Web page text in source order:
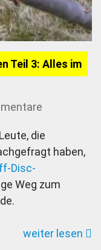
Teil 3: Alles im
lange
Weg
Alles
die
haben,
Disc-
Weg zum
weiter lesen